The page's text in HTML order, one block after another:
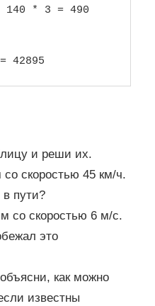
140 * 3 = 490
и реши их.
скоростью 45 км/ч.
пути?
со скоростью 6 м/с.
это
как можно
известны